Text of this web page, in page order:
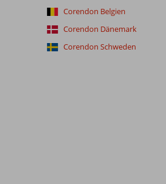
Corendon Belgien
Corendon Dänemark
Corendon Schweden